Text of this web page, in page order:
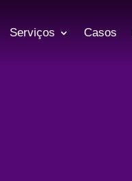
Serviços Casos